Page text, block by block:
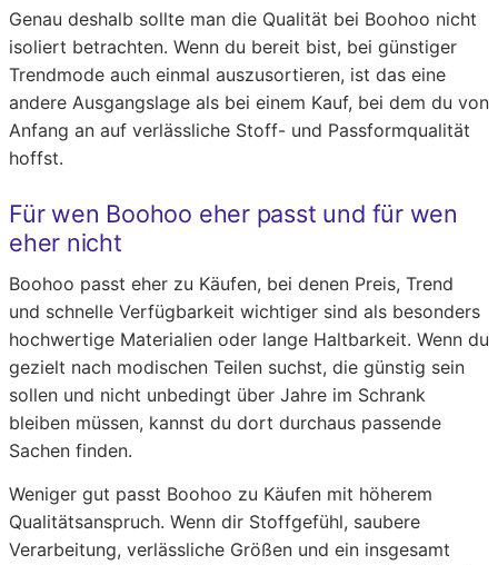
Genau deshalb sollte man die Qualität bei Boohoo nicht
isoliert betrachten. Wenn du bereit bist, bei günstiger
Trendmode auch einmal auszusortieren, ist das eine
andere Ausgangslage als bei einem Kauf, bei dem du von
Anfang an auf verlässliche Stoff- und Passformqualität
hoffst.
Für wen Boohoo eher passt und für wen
eher nicht
Boohoo passt eher zu Käufen, bei denen Preis, Trend
und schnelle Verfügbarkeit wichtiger sind als besonders
hochwertige Materialien oder lange Haltbarkeit. Wenn du
gezielt nach modischen Teilen suchst, die günstig sein
sollen und nicht unbedingt über Jahre im Schrank
bleiben müssen, kannst du dort durchaus passende
Sachen finden.
Weniger gut passt Boohoo zu Käufen mit höherem
Qualitätsanspruch. Wenn dir Stoffgefühl, saubere
Verarbeitung, verlässliche Größen und ein insgesamt